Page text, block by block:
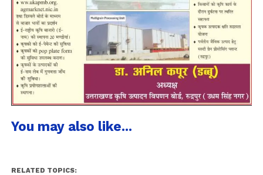
You may also like...
RELATED TOPICS: